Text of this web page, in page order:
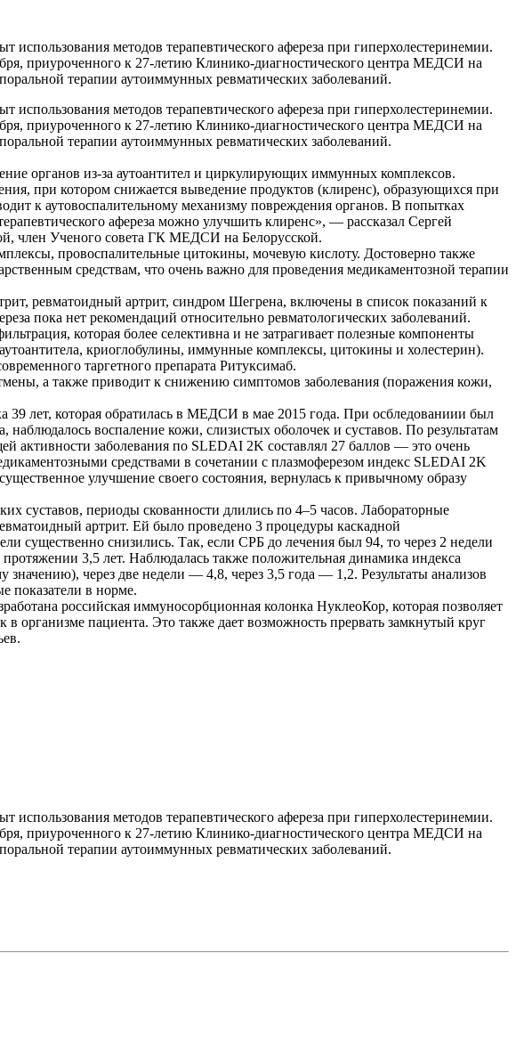
методов терапевтического афереза при гиперхолестеринемии.
приуроченного к 27-летию Клинико-диагностического центра МЕДСИ на
терапии аутоиммунных ревматических заболеваний.
методов терапевтического афереза при гиперхолестеринемии.
приуроченного к 27-летию Клинико-диагностического центра МЕДСИ на
терапии аутоиммунных ревматических заболеваний.
органов из-за аутоантител и циркулирующих иммунных комплексов.
при котором снижается выведение продуктов (клиренс), образующихся при
к аутовоспалительному механизму повреждения органов. В попытках
афереза можно улучшить клиренс», — рассказал Сергей
член Ученого совета ГК МЕДСИ на Белорусской.
провоспалительные цитокины, мочевую кислоту. Достоверно также
средствам, что очень важно для проведения медикаментозной терапии
ревматоидный артрит, синдром Шегрена, включены в список показаний к
пока нет рекомендаций относительно ревматологических заболеваний.
которая более селективна и не затрагивает полезные компоненты
криоглобулины, иммунные комплексы, цитокины и холестерин).
таргетного препарата Ритуксимаб.
а также приводит к снижению симптомов заболевания (поражения кожи,
лет, которая обратилась в МЕДСИ в мае 2015 года. При осбледованиии был
воспаление кожи, слизистых оболочек и суставов. По результатам
активности заболевания по SLEDAI 2K составлял 27 баллов — это очень
средствами в сочетании с плазмоферезом индекс SLEDAI 2K
улучшение своего состояния, вернулась к привычному образу
суставов, периоды скованности длились по 4–5 часов. Лабораторные
артрит. Ей было проведено 3 процедуры каскадной
существенно снизились. Так, если СРБ до лечения был 94, то через 2 недели
3,5 лет. Наблюдалась также положительная динамика индекса
значению), через две недели — 4,8, через 3,5 года — 1,2. Результаты анализов
показатели в норме.
российская иммуносорбционная колонка НуклеоКор, которая позволяет
организме пациента. Это также дает возможность прервать замкнутый круг
методов терапевтического афереза при гиперхолестеринемии.
приуроченного к 27-летию Клинико-диагностического центра МЕДСИ на
терапии аутоиммунных ревматических заболеваний.